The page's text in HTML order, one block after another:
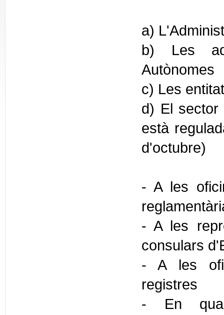
a)
b) Les
Autònomes
c) Les
d) El sector
està
d'octubre)
- A les
- A les
consulars
- A les
registres
- En